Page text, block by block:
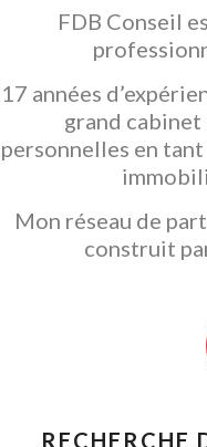
FDB Conseil
17 années
grand cabinet
personnelles en
Mon réseau de
construit
RECHERCHE